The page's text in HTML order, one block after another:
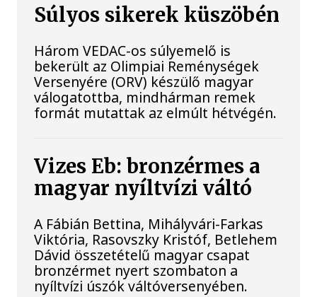
Súlyos sikerek küszöbén
Három VEDAC-os súlyemelő is
bekerült az Olimpiai Reménységek
Versenyére (ORV) készülő magyar
válogatottba, mindhárman remek
formát mutattak az elmúlt hétvégén.
Vizes Eb: bronzérmes a
magyar nyíltvízi váltó
A Fábián Bettina, Mihályvári-Farkas
Viktória, Rasovszky Kristóf, Betlehem
Dávid összetételű magyar csapat
bronzérmet nyert szombaton a
nyíltvízi úszók váltóversenyében.